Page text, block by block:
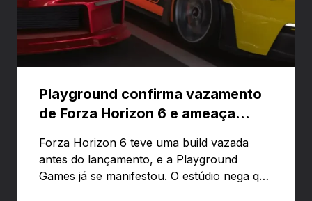
Playground confirma vazamento
de Forza Horizon 6 e ameaça
Forza Horizon 6 teve uma build vazada
antes do lançamento, e a Playground
Games já se manifestou. O estúdio nega que